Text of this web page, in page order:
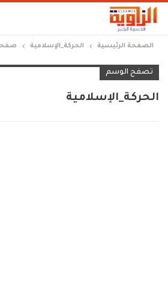
الصفحة الرئيسية الحركة_الإسلامية
تصفح الوسم
الحركة_الإسلامية